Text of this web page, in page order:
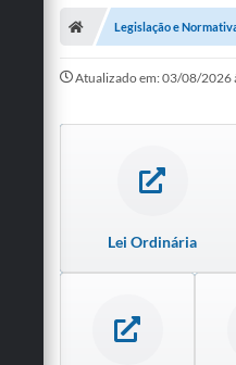
ESGOTO
COMPRAS E LICITAÇÕES
ACESSOS EXTERNOS
Legislação e
Atualizado em: 03/08/2026
Lei Ordinária